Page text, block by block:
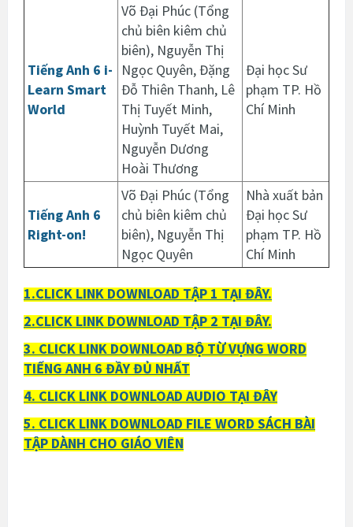
Tiếng Anh 6 i-
Learn Smart
World
Võ Đại Phúc (Tổng
chủ biên kiêm chủ
biên), Nguyễn Thị
Ngọc Quyên, Đặng
Đỗ Thiên Thanh, Lê
Thị Tuyết Minh,
Huỳnh Tuyết Mai,
Nguyễn Dương
Hoài Thương
Đại học Sư
phạm TP. Hồ
Chí Minh
Tiếng Anh 6
Right-on!
Võ Đại Phúc (Tổng
chủ biên kiêm chủ
biên), Nguyễn Thị
Ngọc Quyên
Nhà xuất bản
Đại học Sư
phạm TP. Hồ
Chí Minh
1.CLICK LINK DOWNLOAD TẬP 1 TẠI ĐÂY.
2.CLICK LINK DOWNLOAD TẬP 2 TẠI ĐÂY.
3. CLICK LINK DOWNLOAD BỘ TỪ VỰNG WORD
TIẾNG ANH 6 ĐẦY ĐỦ NHẤT
4. CLICK LINK DOWNLOAD AUDIO TẠI ĐÂY
5. CLICK LINK DOWNLOAD FILE WORD SÁCH BÀI
TẬP DÀNH CHO GIÁO VIÊN